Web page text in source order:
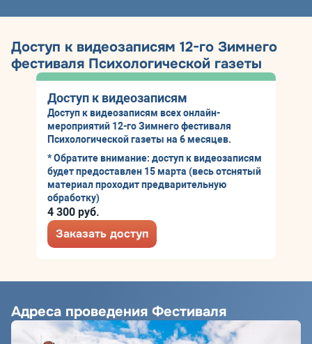
Доступ к видеозаписям 12-го Зимнего
фестиваля Психологической газеты
Доступ к видеозаписям
Доступ к видеозаписям всех онлайн-
мероприятий 12-го Зимнего фестиваля
Психологической газеты на 6 месяцев.
* Обратите внимание: доступ к видеозаписям
будет предоставлен 15 марта (весь отснятый
материал проходит предварительную
обработку)
4 300 руб.
Заказать доступ
Адреса проведения Фестиваля